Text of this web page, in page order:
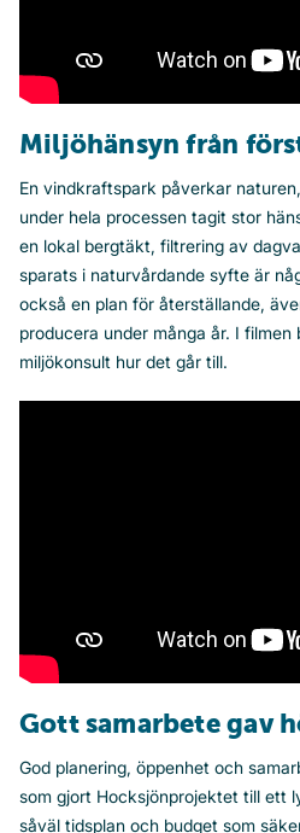
Miljöhänsyn från
En vindkraftspark påverkar
under hela processen tagit stor
en lokal bergtäkt, filtrering av
sparats i naturvårdande syfte är
också en plan för återställande,
producera under många år. I
miljökonsult hur det går till.
Gott samarbete gav
God planering, öppenhet och
som gjort Hocksjönprojektet till ett
såväl tidsplan och budget som